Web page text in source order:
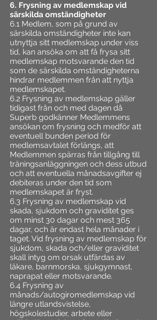
6. Frysning av medlemskap vid
särskilda omständigheter
6.1 Medlem, som på grund av
särskilda omständigheter inte kan
utnyttja sitt medlemskap under viss
tid, kan ansöka om att få frysa sitt
medlemskap motsvarande den tid
som de särskilda omständigheterna
hindrar medlemmen från att nyttja
medlemskapet.
6.2 Frysning av medlemskap gäller
tidigast från och med dagen då
Superb godkänner Medlemmens
ansökan om frysning och medför att
eventuell bunden period för
medlemsavtalet förlängs, att
Medlemmen spärras från tillgång till
träningsanläggningen och dess utbud
och att eventuella månadsavgifter ej
debiteras under den tid som
medlemskapet är fryst.
6.3 Frysning av medlemskap vid
skada, sjukdom och graviditet ges
om minst 30 dagar och mest 365
dagar, och är endast hela månader i
taget. Vid frysning av medlemskap för
sjukdom, skada och/eller graviditet
skall intyg om orsak utfärdas av
läkare, barnmorska, sjukgymnast,
naprapat eller motsvarande.
6.4 Frysning av
månads/autogiromedlemskap vid
längre utlandsvistelse,
högskolestudier, arbete eller